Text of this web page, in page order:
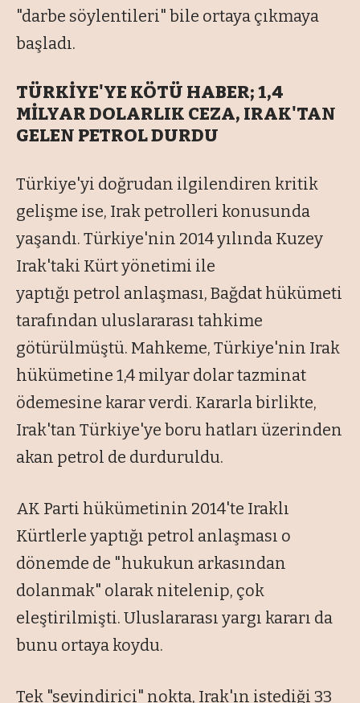
"darbe söylentileri" bile ortaya çıkmaya
başladı.
TÜRKİYE'YE KÖTÜ HABER; 1,4
MİLYAR DOLARLIK CEZA, IRAK'TAN
GELEN PETROL DURDU
Türkiye'yi doğrudan ilgilendiren kritik
gelişme ise, Irak petrolleri konusunda
yaşandı. Türkiye'nin 2014 yılında Kuzey
Irak'taki Kürt yönetimi ile
yaptığı petrol anlaşması, Bağdat hükümeti
tarafından uluslararası tahkime
götürülmüştü. Mahkeme, Türkiye'nin Irak
hükümetine 1,4 milyar dolar tazminat
ödemesine karar verdi. Kararla birlikte,
Irak'tan Türkiye'ye boru hatları üzerinden
akan petrol de durduruldu.
AK Parti hükümetinin 2014'te Iraklı
Kürtlerle yaptığı petrol anlaşması o
dönemde de "hukukun arkasından
dolanmak" olarak nitelenip, çok
eleştirilmişti. Uluslararası yargı kararı da
bunu ortaya koydu.
Tek "sevindirici" nokta, Irak'ın istediği 33